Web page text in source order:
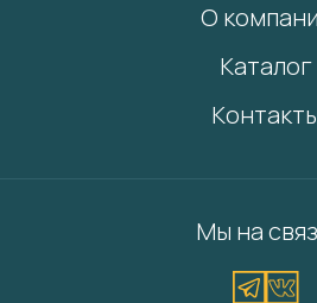
О
Каталог
Мы на